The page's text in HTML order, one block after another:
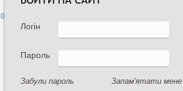
Логін
Пароль
Забули пароль Запам'ятати мене